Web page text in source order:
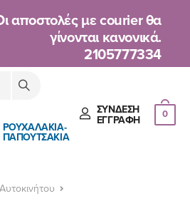
αποστολές με courier θα
γίνονται κανονικά.
2105777334
ΡΟΥΧΑΛΑΚΙΑ-
ΠΑΠΟΥΤΣΑΚΙΑ
ΣΎΝΔΕΣΗ
ΈΓΓΡΑΦΉ
0